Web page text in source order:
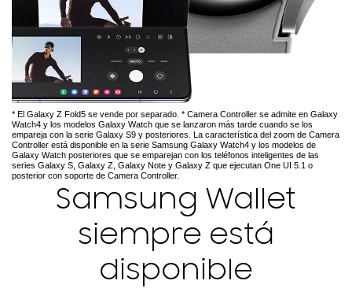
* El Galaxy Z Fold5 se vende por separado. * Camera Controller se admite en Galaxy
Watch4 y los modelos Galaxy Watch que se lanzaron más tarde cuando se los
empareja con la serie Galaxy S9 y posteriores. La característica del zoom de Camera
Controller está disponible en la serie Samsung Galaxy Watch4 y los modelos de
Galaxy Watch posteriores que se emparejan con los teléfonos inteligentes de las
series Galaxy S, Galaxy Z, Galaxy Note y Galaxy Z que ejecutan One UI 5.1 o
posterior con soporte de Camera Controller.
Samsung Wallet
siempre está
disponible